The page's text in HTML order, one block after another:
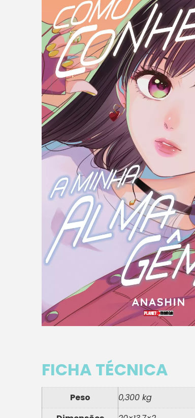
FICHA TÉCNICA
Peso
0,300 kg